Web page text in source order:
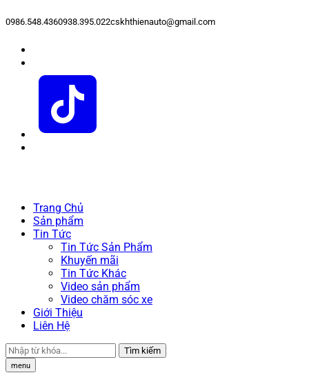
0986.548.4360938.395.022cskhthienauto@gmail.com
Trang Chủ
Sản phẩm
Tin Tức
Tin Tức Sản Phẩm
Khuyến mãi
Tin Tức Khác
Video sản phẩm
Video chăm sóc xe
Giới Thiệu
Liên Hệ
Tìm kiếm
menu